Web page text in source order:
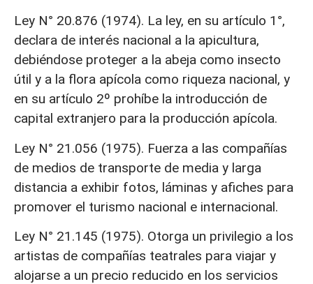
Ley N° 20.876 (1974). La ley, en su artículo 1°,
declara de interés nacional a la apicultura,
debiéndose proteger a la abeja como insecto
útil y a la flora apícola como riqueza nacional, y
en su artículo 2º prohíbe la introducción de
capital extranjero para la producción apícola.
Ley N° 21.056 (1975). Fuerza a las compañías
de medios de transporte de media y larga
distancia a exhibir fotos, láminas y afiches para
promover el turismo nacional e internacional.
Ley N° 21.145 (1975). Otorga un privilegio a los
artistas de compañías teatrales para viajar y
alojarse a un precio reducido en los servicios